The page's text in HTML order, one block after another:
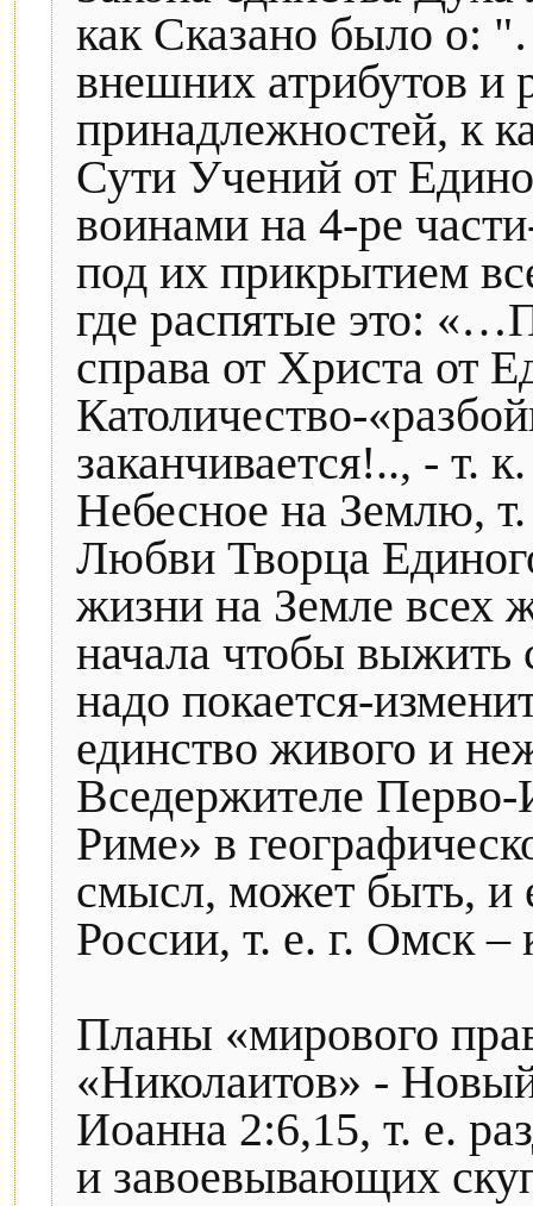
как Сказано было о:
внешних атрибутов и
принадлежностей, к
Сути Учений от
воинами на 4-ре
под их прикрытием
где распятые это:
справа от Христа от
Католичество-
заканчивается!.., - т.
Небесное на Землю,
Любви Творца
жизни на Земле всех
начала чтобы
надо покается-
единство живого и
Вседержителе
Риме» в
смысл, может быть, и
России, т. е. г. Омск –
Планы «мирового
«Николаитов» -
Иоанна 2:6,15, т. е.
и завоевывающих